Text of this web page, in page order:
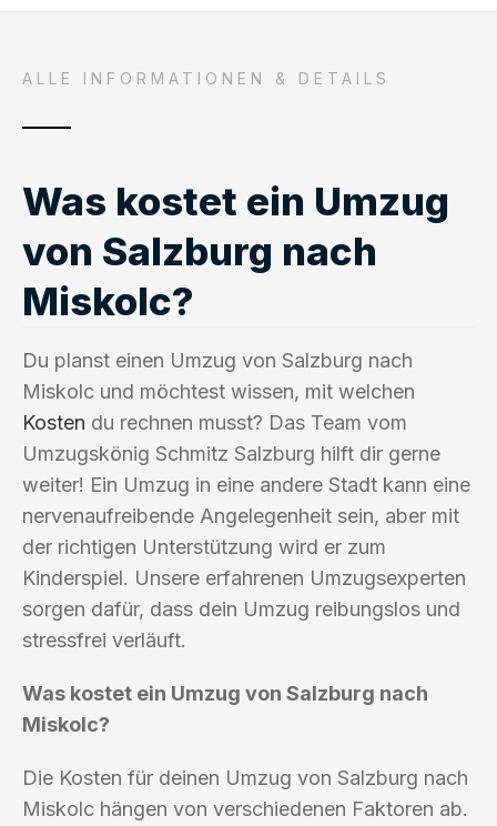
ALLE INFORMATIONEN & DETAILS
Was kostet ein Umzug
von Salzburg nach
Miskolc?
Du planst einen Umzug von Salzburg nach
Miskolc und möchtest wissen, mit welchen
Kosten du rechnen musst? Das Team vom
Umzugskönig Schmitz Salzburg hilft dir gerne
weiter! Ein Umzug in eine andere Stadt kann eine
nervenaufreibende Angelegenheit sein, aber mit
der richtigen Unterstützung wird er zum
Kinderspiel. Unsere erfahrenen Umzugsexperten
sorgen dafür, dass dein Umzug reibungslos und
stressfrei verläuft.
Was kostet ein Umzug von Salzburg nach
Miskolc?
Die Kosten für deinen Umzug von Salzburg nach
Miskolc hängen von verschiedenen Faktoren ab.